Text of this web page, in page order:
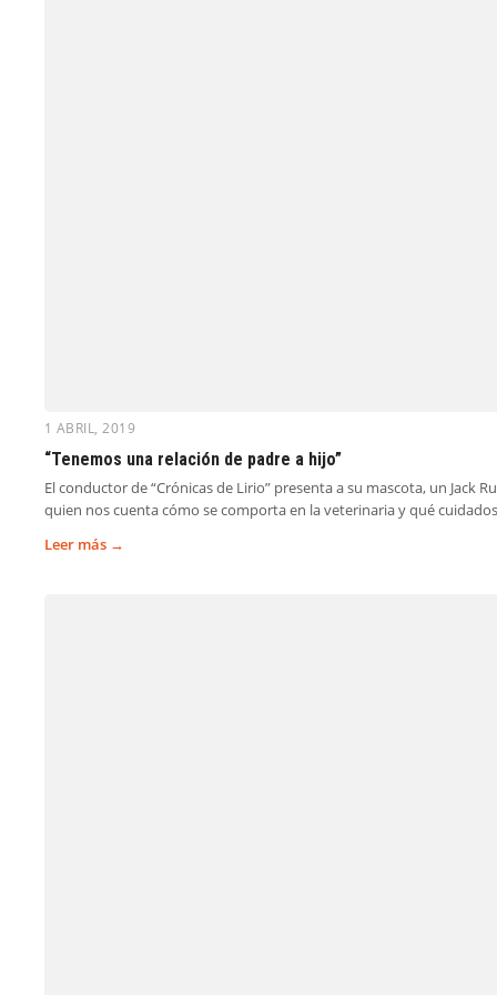
1 ABRIL, 2019
“Tenemos una relación de padre a hijo”
El conductor de “Crónicas de Lirio” presenta a su mascota, un Jack
quien nos cuenta cómo se comporta en la veterinaria y qué
Leer más →